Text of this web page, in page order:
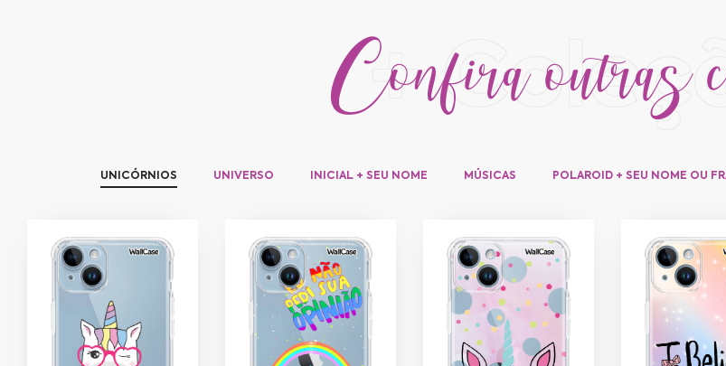
Confira outras
+
UNICÓRNIOS UNIVERSO INICIAL + SEU NOME MÚSICAS POLAROID + SEU NOME OU